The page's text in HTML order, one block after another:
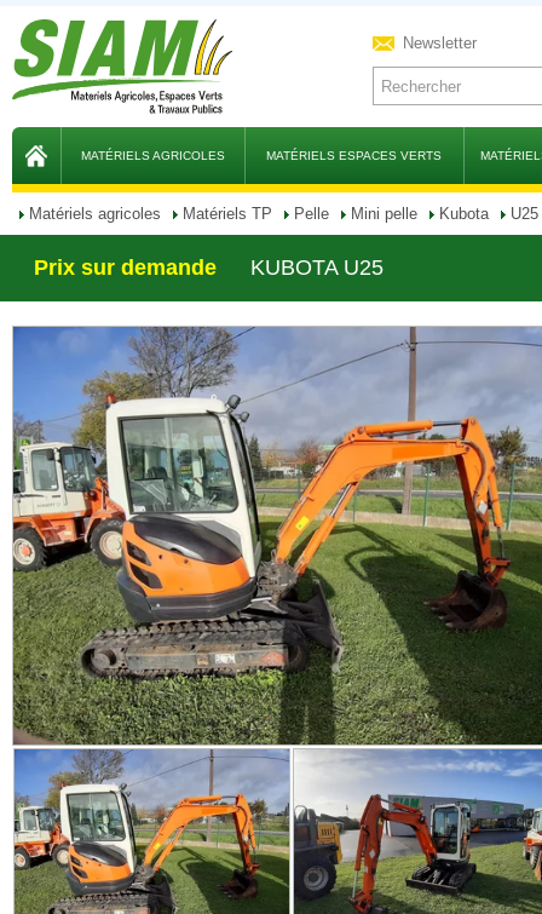
Newsletter
MATÉRIELS AGRICOLES MATÉRIELS ESPACES VERTS
Matériels agricoles Matériels TP Pelle Mini pelle Kubota U25
KUBOTA U25
Prix sur demande